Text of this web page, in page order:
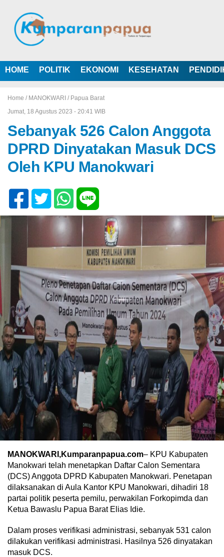
HOME POLITIK EKONOMI KESEHATAN
Home / MANOKWARI / Papua Barat
Jumat, 18 Agustus 2023 - 20:41 WIB
Sebanyak 526 Calon Anggota
DPRD Dinyatakan Masuk DCS
Oleh KPU Manokwari
MANOKWARI,Kumparanpapua.com– KPU Kabupaten
Manokwari telah menetapkan Daftar Calon Sementara
(DCS) Anggota DPRD Kabupaten Manokwari. Penetapan
dilaksanakan di Aula Kantor KPU Manokwari, dihadiri 18
partai politik peserta pemilu, perwakilan Forkopimda dan
Ketua Bawaslu Papua Barat Elias Idie.
Dalam proses verifikasi administrasi, sebanyak 531 calon
dilakukan verifikasi administrasi. Hasilnya 526 dinyatakan
masuk DCS.